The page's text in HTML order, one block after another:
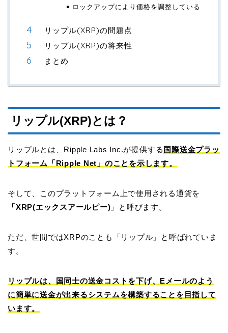
ロックアップにより価格を調整している
リップル(XRP)の問題点
リップル(XRP)の将来性
まとめ
リップル(XRP)とは？
リップルとは、Ripple Labs Inc.が提供する 国際送金プラッ
トフォーム「Ripple Net」のことを示します。
そして、このプラットフォーム上で使用される通貨を
「XRP(エックスアールピー) 」と呼びます。
ただ、世間ではXRPのことも「リップル」と呼ばれていま
す。
リップルは、国同士の送金コストを下げ、Eメールのよう
に簡単に送金が出来るシステムを構築することを目指して
います。